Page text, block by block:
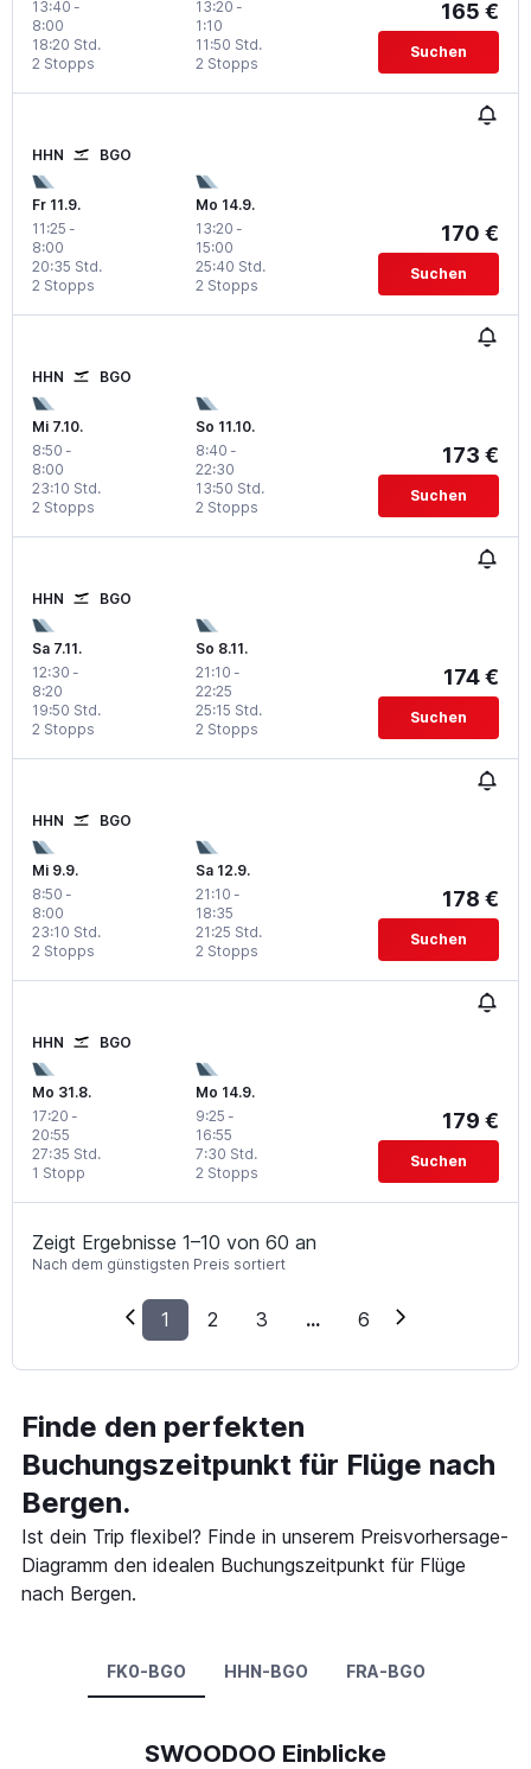
13:40 -
8:00
2 Stopps
18:20 Std.
13:20 -
1:10
2 Stopps
11:50 Std.
165 €
Suchen
HHN BGO
Fr 11.9.
11:25 -
8:00
2 Stopps
20:35 Std.
Mo 14.9.
13:20 -
15:00
2 Stopps
25:40 Std.
170 €
Suchen
HHN BGO
Mi 7.10.
8:50 -
8:00
2 Stopps
23:10 Std.
So 11.10.
8:40 -
22:30
2 Stopps
13:50 Std.
173 €
Suchen
HHN BGO
Sa 7.11.
12:30 -
8:20
2 Stopps
19:50 Std.
So 8.11.
21:10 -
22:25
2 Stopps
25:15 Std.
174 €
Suchen
HHN BGO
Mi 9.9.
8:50 -
8:00
2 Stopps
23:10 Std.
Sa 12.9.
21:10 -
18:35
2 Stopps
21:25 Std.
178 €
Suchen
HHN BGO
Mo 31.8.
17:20 -
20:55
1 Stopp
27:35 Std.
Mo 14.9.
9:25 -
16:55
2 Stopps
7:30 Std.
179 €
Suchen
Zeigt Ergebnisse 1–10 von 60 an
Nach dem günstigsten Preis sortiert
1 2 3 ... 6
Finde den perfekten
Buchungszeitpunkt für Flüge nach
Bergen.
Ist dein Trip flexibel? Finde in unserem Preisvorhersage-
Diagramm den idealen Buchungszeitpunkt für Flüge
nach Bergen.
FK0-BGO HHN-BGO FRA-BGO
SWOODOO Einblicke